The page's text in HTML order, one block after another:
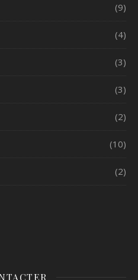
(9)
(4)
(3)
(3)
(2)
(10)
(2)